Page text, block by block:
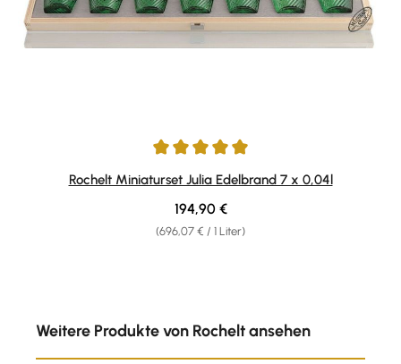
Durchschnittliche Bewertung von 5 von 5 Sternen
Rochelt Miniaturset Julia Edelbrand 7 x 0,04l
(696,07 € / 1 Liter)
Regulärer Preis:
194,90 €
Weitere Produkte von Rochelt ansehen